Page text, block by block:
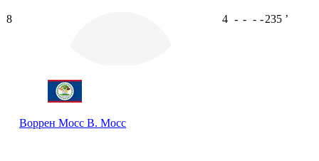
8
Воррен Мосс В. Мосс
4 - - - -235 ʼ